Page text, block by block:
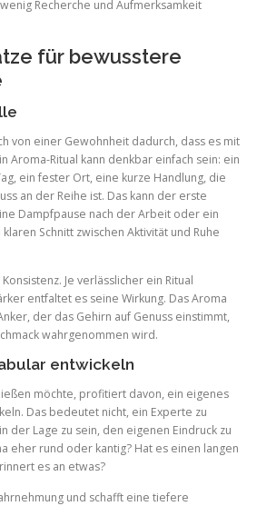
Recherche und Aufmerksamkeit
für bewusstere
von einer Gewohnheit dadurch, dass es mit
Aroma-Ritual kann denkbar einfach sein: ein
ein fester Ort, eine kurze Handlung, die
an der Reihe ist. Das kann der erste
Dampfpause nach der Arbeit oder ein
Schnitt zwischen Aktivität und Ruhe
Je verlässlicher ein Ritual
entfaltet es seine Wirkung. Das Aroma
der das Gehirn auf Genuss einstimmt,
wahrgenommen wird.
entwickeln
möchte, profitiert davon, ein eigenes
Das bedeutet nicht, ein Experte zu
der Lage zu sein, den eigenen Eindruck zu
eher rund oder kantig? Hat es einen langen
es an etwas?
und schafft eine tiefere